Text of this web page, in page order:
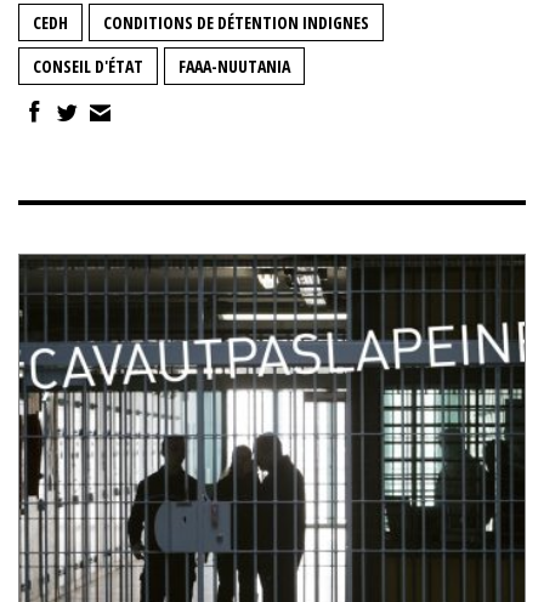
CEDH
CONDITIONS DE DÉTENTION INDIGNES
CONSEIL D'ÉTAT
FAAA-NUUTANIA